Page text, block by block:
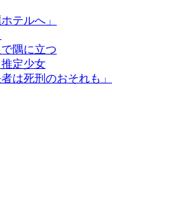
テルへ」
隅に立つ
定少女
は死刑のおそれも」